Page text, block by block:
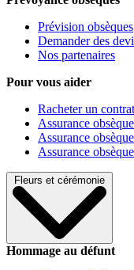
Prévision obsèques
Demander des
Nos partenaires
Pour vous aider
Racheter un
Assurance
Assurance
Assurance
Fleurs et cérémonie
Hommage au défunt